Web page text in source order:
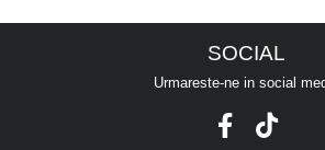
SOCIAL
Urmareste-ne in social